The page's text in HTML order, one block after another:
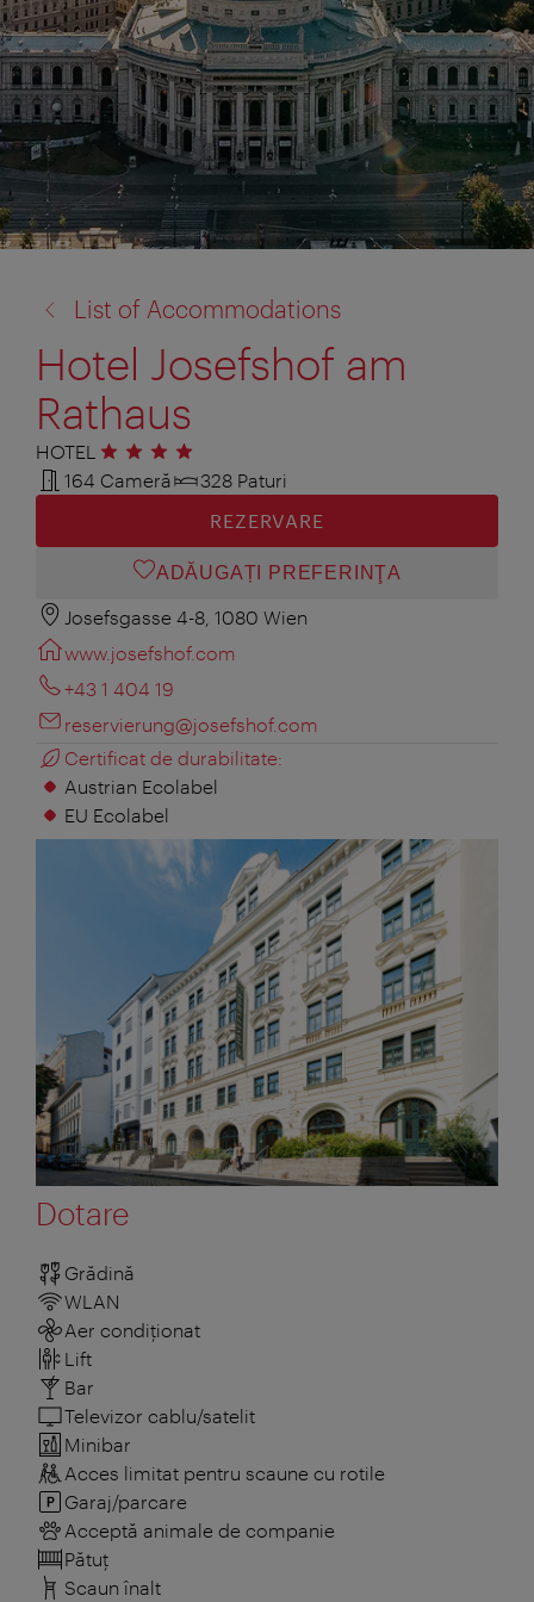
la:
List of Accommodations
Hotel Josefshof am
Rathaus
HOTEL 4 stele
164 Cameră
328 Paturi
REZERVARE
ADĂUGAȚI PREFERINŢA
Josefsgasse 4-8, 1080 Wien
www.josefshof.com
+43 1 404 19
reservierung@josefshof.com
Certificat de durabilitate:
Austrian Ecolabel
EU Ecolabel
Dotare
Grădină
WLAN
Aer condiționat
Lift
Bar
Televizor cablu/satelit
Minibar
Acces limitat pentru scaune cu rotile
Garaj/parcare
Acceptă animale de companie
Pătuţ
Scaun înalt